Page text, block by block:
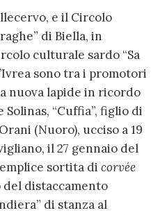
e il Circolo
di Biella, in
culturale sardo “Sa
sono tra i promotori
nuova lapide in ricordo
“Cuffia”, figlio di
(Nuoro), ucciso a 19
il 27 gennaio del
sortita di corvée
distaccamento
di stanza al